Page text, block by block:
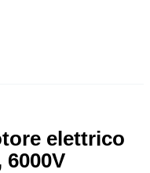
elettrico
6000V